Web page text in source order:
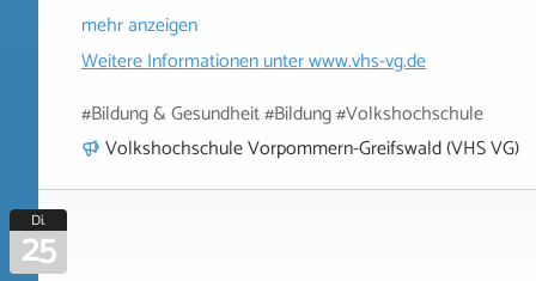
mehr anzeigen
Weitere Informationen unterwww.vhs-vg.de
#Bildung & Gesundheit #Bildung #Volkshochschule
Volkshochschule Vorpommern-Greifswald (VHS VG)
Di.
25